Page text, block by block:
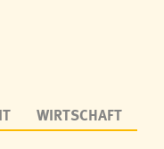
WIRTSCHAFT